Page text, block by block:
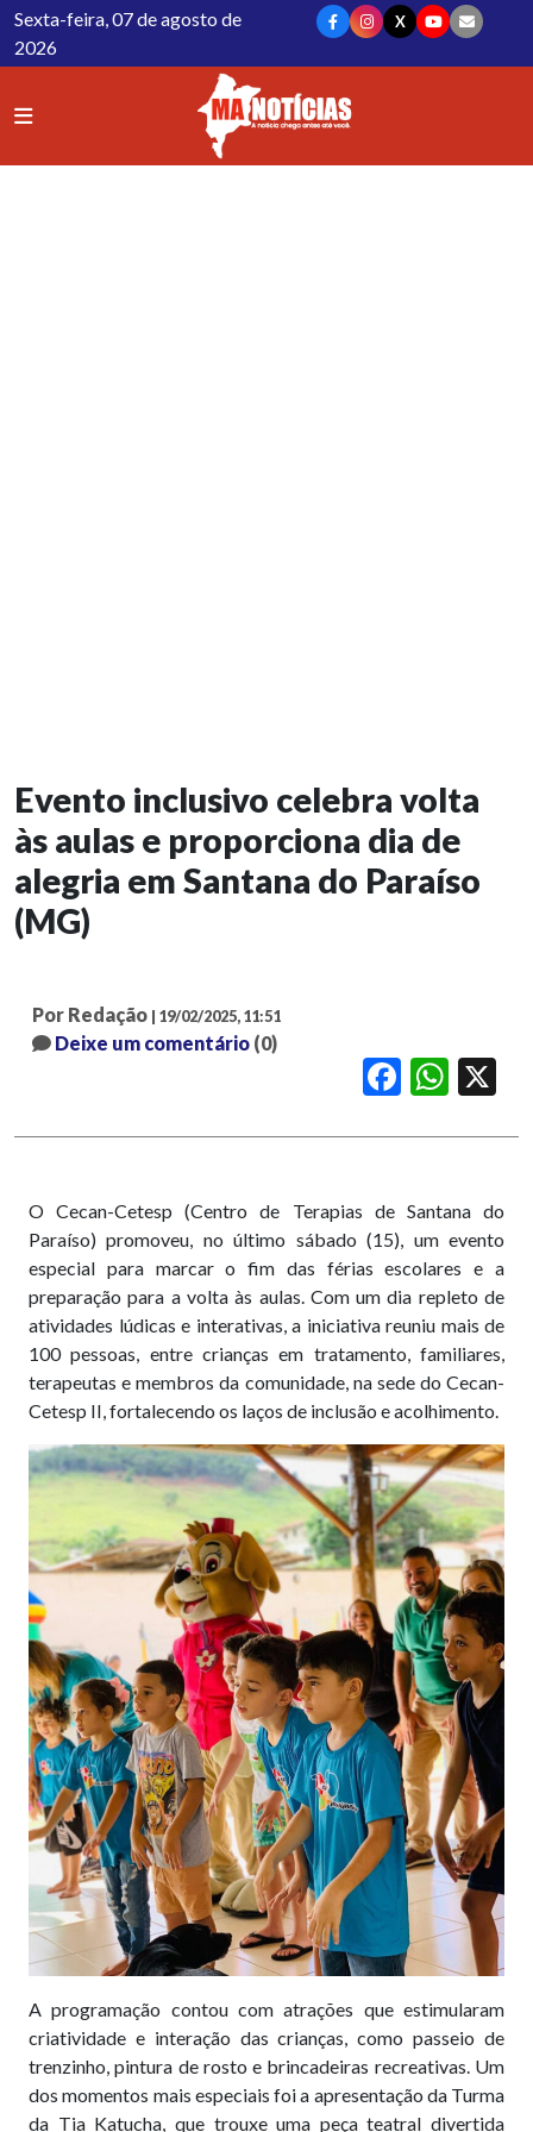
Sexta-feira, 07 de agosto de
2026
X
Evento inclusivo celebra volta
às aulas e proporciona dia de
alegria em Santana do Paraíso
(MG)
Por Redação | 19/02/2025, 11:51
Deixe um comentário (0)
FacebookWhatsApp
O Cecan-Cetesp (Centro de Terapias de Santana do
Paraíso) promoveu, no último sábado (15), um evento
especial para marcar o fim das férias escolares e a
preparação para a volta às aulas. Com um dia repleto de
atividades lúdicas e interativas, a iniciativa reuniu mais de
100 pessoas, entre crianças em tratamento, familiares,
terapeutas e membros da comunidade, na sede do Cecan-
Cetesp II, fortalecendo os laços de inclusão e acolhimento.
A programação contou com atrações que estimularam
criatividade e interação das crianças, como passeio de
trenzinho, pintura de rosto e brincadeiras recreativas. Um
dos momentos mais especiais foi a apresentação da Turma
da Tia Katucha, que trouxe uma peça teatral divertida